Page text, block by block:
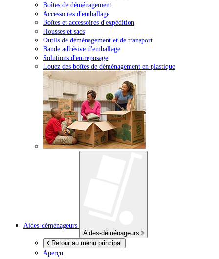
Boîtes de déménagement
Accessoires d'emballage
Boîtes et accessoires d'expédition
Housses et sacs
Outils de déménagement et de transport
Bande adhésive d'emballage
Solutions d'entreposage
Louez des boîtes de déménagement en plastique
Aides-déménageurs
Aides-déménageurs
Retour au menu principal
Aperçu